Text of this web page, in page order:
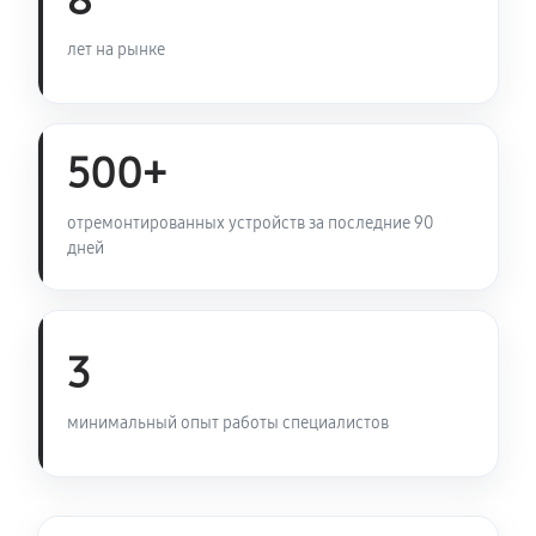
Установка антенны пульта
900 руб
лет на рынке
500+
отремонтированных устройств за последние 90
дней
3
минимальный опыт работы специалистов